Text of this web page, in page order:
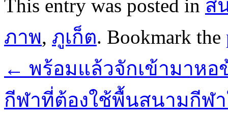
This entry was posted in สิ
ภาพ, ภูเก็ต. Bookmark the
← พร้อมแล้วจักเข้ามาหอ
กีฬาที่ต้องใช้พื้นสนามกีฬ